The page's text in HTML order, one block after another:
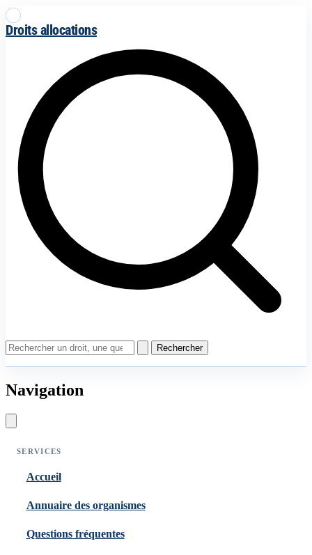
Droits allocations
Rechercher
Navigation
SERVICES
Accueil
Annuaire des organismes
Questions fréquentes